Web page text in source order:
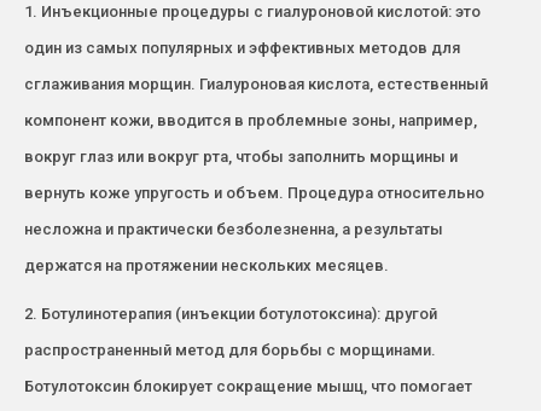
1. Инъекционные процедуры с гиалуроновой кислотой: это
один из самых популярных и эффективных методов для
сглаживания морщин. Гиалуроновая кислота, естественный
компонент кожи, вводится в проблемные зоны, например,
вокруг глаз или вокруг рта, чтобы заполнить морщины и
вернуть коже упругость и объем. Процедура относительно
несложна и практически безболезненна, а результаты
держатся на протяжении нескольких месяцев.
2. Ботулинотерапия (инъекции ботулотоксина): другой
распространенный метод для борьбы с морщинами.
Ботулотоксин блокирует сокращение мышц, что помогает